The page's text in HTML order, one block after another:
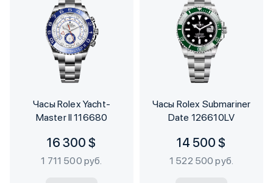
Часы Rolex Yacht-
Master II 116680
16 300 $
1 711 500 руб.
Часы Rolex Submariner
Date 126610LV
14 500 $
1 522 500 руб.